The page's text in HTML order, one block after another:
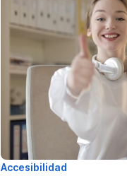
Accesibilidad